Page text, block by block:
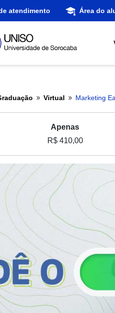
atendimento Área do
9 Virtual 9 Marketing
Apenas
R$ 410,00